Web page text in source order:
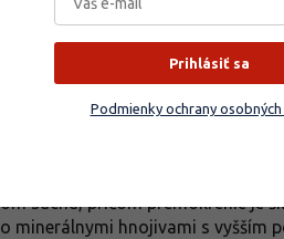
až do septembra. Vďaka
záhrady, kde je nedostatok
v hlbokej, humóznej, dobre
byť ťažká ani dlhodobo
silným vetrom, kde výhonky
2 – 3 metre podľa
pre vedenie dlhých výhonov.
suchu, pričom premokrenie je
minerálnymi hnojivami s vyšším
Prihlásiť sa
Podmienky ochrany